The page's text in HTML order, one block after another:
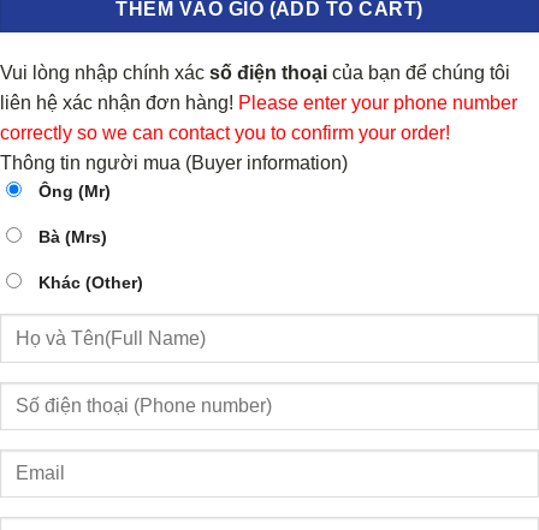
THÊM VÀO GIỎ (ADD TO CART)
Vui lòng nhập chính xác số điện thoại của bạn để chúng tôi
liên hệ xác nhận đơn hàng! Please enter your phone number
correctly so we can contact you to confirm your order!
Thông tin người mua (Buyer information)
Ông (Mr)
Bà (Mrs)
Khác (Other)